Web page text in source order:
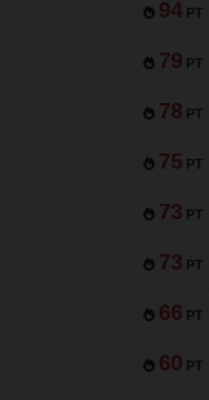
94 PT
79 PT
78 PT
75 PT
73 PT
73 PT
66 PT
60 PT